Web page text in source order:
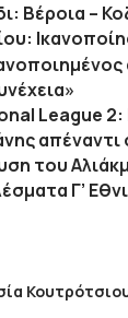
Βέροια –
League 2:
του
Γ’